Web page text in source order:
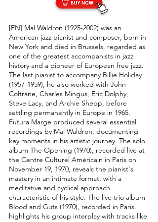
[EN] Mal Waldron (1925-2002) was an
American jazz pianist and composer, born in
New York and died in Brussels, regarded as
one of the greatest accompanists in jazz
history and a pioneer of European free jazz.
The last pianist to accompany Billie Holiday
(1957-1959), he also worked with John
Coltrane, Charles Mingus, Eric Dolphy,
Steve Lacy, and Archie Shepp, before
settling permanently in Europe in 1965.​
Futura Marge produced several essential
recordings by Mal Waldron, documenting
key moments in his artistic journey. The solo
album The Opening (1970), recorded live at
the Centre Culturel Américain in Paris on
November 19, 1970, reveals the pianist's
mastery in an intimate format, with a
meditative and cyclical approach
characteristic of his style. The live trio album
Blood and Guts (1970), recorded in Paris,
highlights his group interplay with tracks like